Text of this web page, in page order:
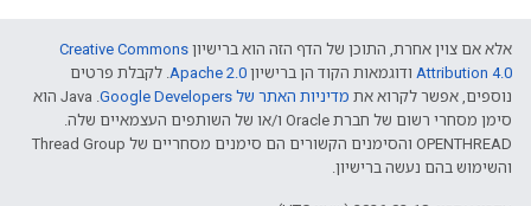
אלא אם צוין אחרת, התוכן של הדף הזה הוא ברישיון Creative Commons
Attribution 4.0‏ ודוגמאות הקוד הן ברישיון Apache 2.0‏. לקבלת פרטים
נוספים, אפשר לקרוא את מדיניות האתר של Google Developers‏
.‏ Java הוא
סימן מסחרי רשום של חברת Oracle ו/או של השותפים העצמאיים שלה.
‫OPENTHREAD והסימנים הקשורים הם סימנים מסחריים של Thread Group
והשימוש בהם נעשה ברישיון.